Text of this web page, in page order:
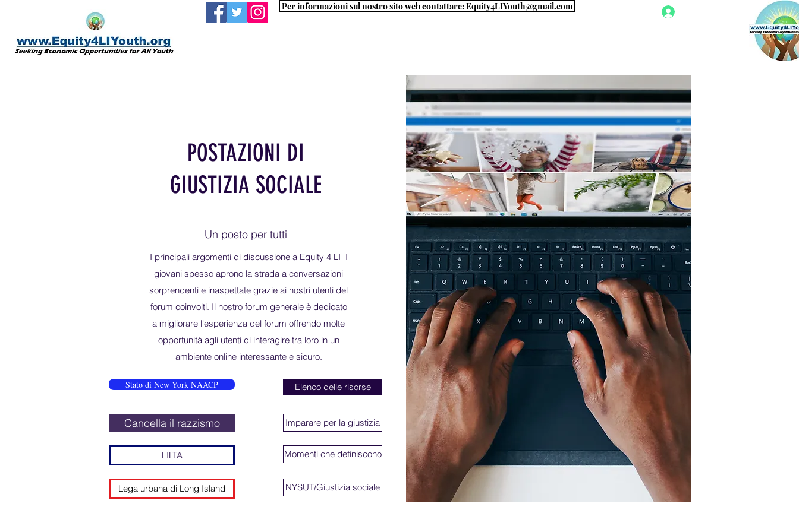
Per informazioni sul nostro sito web contattare: Equity4LIYouth@gmail.com
POSTAZIONI DI
GIUSTIZIA SOCIALE
Un posto per tutti
I principali argomenti di discussione a Equity 4 LI I
giovani spesso aprono la strada a conversazioni
sorprendenti e inaspettate grazie ai nostri utenti del
forum coinvolti. Il nostro forum generale è dedicato
a migliorare l'esperienza del forum offrendo molte
opportunità agli utenti di interagire tra loro in un
ambiente online interessante e sicuro.
Stato di New York NAACP
Cancella il razzismo
LILTA
Lega urbana di Long Island
Elenco delle risorse
Imparare per la giustizia
Momenti che definiscono
NYSUT/Giustizia sociale